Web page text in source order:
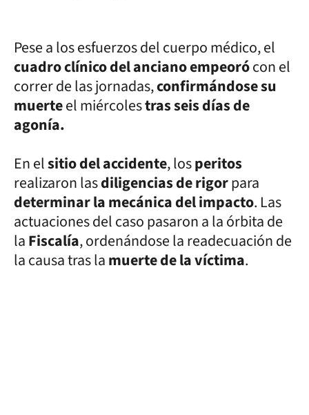
Pese a los esfuerzos del cuerpo médico, el
cuadro clínico del anciano empeorócon el
correr de las jornadas,confirmándose su
muerteel miércolestras seis días de
agonía.
En elsitio del accidente, losperitos
realizaron lasdiligencias de rigorpara
determinar la mecánica del impacto. Las
actuaciones del caso pasaron a la órbita de
laFiscalía, ordenándose la readecuación de
la causa tras lamuerte de la víctima.